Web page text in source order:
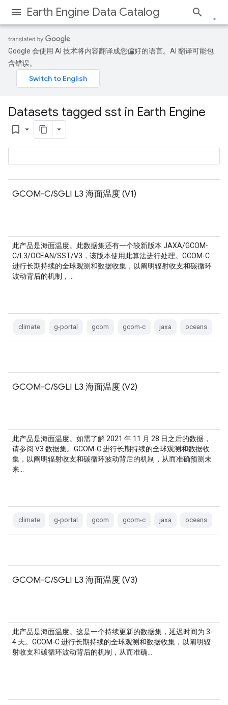
Earth Engine Data Catalog
Google 会使用 AI 技术将内容翻译成您偏好的语言。AI 翻译可能包
含错误。
Datasets tagged sst in Earth Engine
bookmark_border
GCOM-C/SGLI L3 海面温度 (V1)
此产品是海面温度。此数据集还有一个较新版本 JAXA/GCOM-
C/L3/OCEAN/SST/V3，该版本使用此算法进行处理。GCOM-C
进行长期持续的全球观测和数据收集，以阐明辐射收支和碳循环
波动背后的机制，…
climate g-portal gcom gcom-c jaxa oceans
GCOM-C/SGLI L3 海面温度 (V2)
此产品是海面温度。如需了解 2021 年 11 月 28 日之后的数据，
请参阅 V3 数据集。GCOM-C 进行长期持续的全球观测和数据收
集，以阐明辐射收支和碳循环波动背后的机制，从而准确预测未
来…
climate g-portal gcom gcom-c jaxa oceans
GCOM-C/SGLI L3 海面温度 (V3)
此产品是海面温度。这是一个持续更新的数据集，延迟时间为 3-
4 天。GCOM-C 进行长期持续的全球观测和数据收集，以阐明辐
射收支和碳循环波动背后的机制，从而准确…